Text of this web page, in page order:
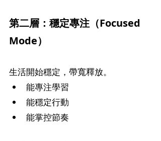
第二層：穩定專注（Focused
Mode）
生活開始穩定，帶寬釋放。
能專注學習
能穩定行動
能掌控節奏